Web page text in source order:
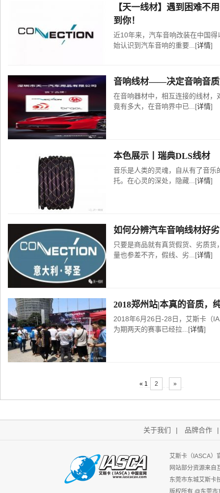
【天一线材】遇到困难不
到你！
近10年来，汽车音响改装在中国
始认识到汽车音响的重要...[详情]
音响线材——决定音响音
在音响器材中，相互连接的线材
竟有多大，在音响界中已...[详情]
本色展示丨瑞典DLS线材
音乐是人类的灵魂，自从有了音
托。在心灵的深处，隐藏...[详情]
如何分辨汽车音响线材好
只要是商品就有真货假货、劣质
量也参差不齐，假线、劣...[详情]
2018郑州站|本真的音质，
2018年6月26日-28日，艾斯卡（
为期两天的赛事已经拉...[详情]
« 1 2 »
关于我们 | 品牌合作
艾斯卡（IASCA）
网站部分资源来自
东莞市东城艾斯卡
版权所有 @东莞